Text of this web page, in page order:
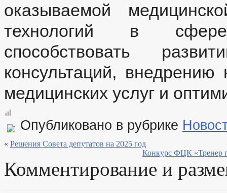
оказываемой
технологий в
способствовать
консультаций,
медицинских услуг и
Опубликовано в рубрике
« Решения Совета депутатов на 2025 год
Конкурс ФЦК «Тренер
Комментирование и